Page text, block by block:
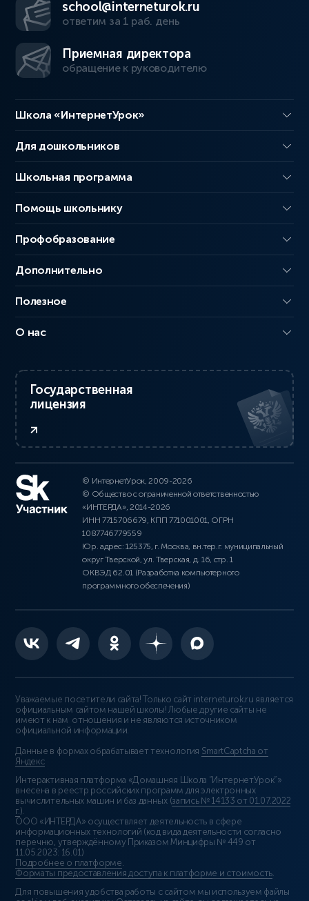
school@interneturok.ru
ответим за 1 раб. день
Приемная директора
обращение к руководителю
Школа «ИнтернетУрок»
Для дошкольников
Школьная программа
Помощь школьнику
Профобразование
Дополнительно
Полезное
О нас
Государственная
лицензия
© ИнтернетУрок, 2009-2026
© Общество с ограниченной ответственностью
«ИНТЕРДА», 2014-2026
ИНН 7715706679, КПП 771001001, ОГРН
1087746779559
Юр. адрес: 125375, г. Москва, вн.тер.г. муниципальный
округ Тверской, ул. Тверская, д. 16, стр. 1
ОКВЭД 62.01 (Разработка компьютерного
программного обеспечения)
Уважаемые посетители сайта! Только сайт interneturok.ru является
официальным сайтом нашей школы! Любые другие сайты не
имеют к нам отношения и не являются источником
официальной информации.
Данные в формах обрабатывает технология SmartCaptcha от
Яндекс
Интерактивная платформа «Домашняя Школа “ИнтернетУрок”»
внесена в реестр российских программ для электронных
вычислительных машин и баз данных (запись № 14133 от 01.07.2022
г.).
ООО «ИНТЕРДА» осуществляет деятельность в сфере
информационных технологий (код вида деятельности согласно
перечню, утверждённому Приказом Минцифры № 449 от
11.05.2023: 16.01)
Подробнее о платформе.
Форматы предоставления доступа к платформе и стоимость.
Для повышения удобства работы с сайтом мы используем файлы